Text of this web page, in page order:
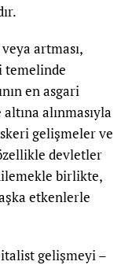
artması,
temelinde
en asgari
alınmasıyla
gelişmeler ve
devletler
birlikte,
etkenlerle
gelişmeyi –